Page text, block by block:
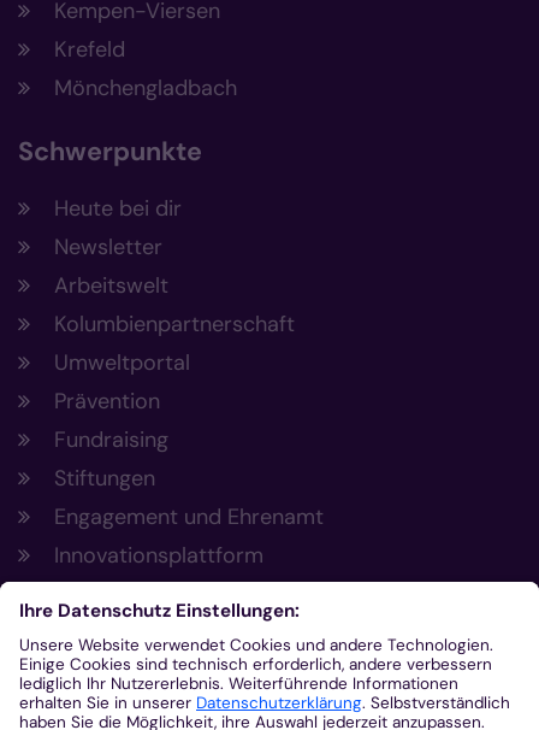
Kempen-Viersen
Krefeld
Mönchengladbach
Schwerpunkte
Heute bei dir
Newsletter
Arbeitswelt
Kolumbienpartnerschaft
Umweltportal
Prävention
Fundraising
Stiftungen
Engagement und Ehrenamt
Innovationsplattform
Aus der Plattform
Nachrichten
Veranstaltungen